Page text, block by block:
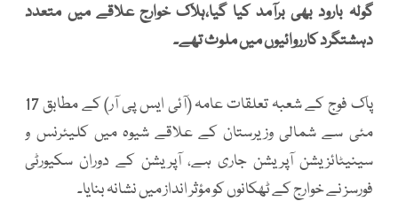
گولہ بارود بھی برآمد کیا گیا،ہلاک خوارج علاقے میں متعدد
دہشتگرد کارروائیوں میں ملوث تھے۔
پاک فوج کے شعبہ تعلقات عامہ (آئی ایس پی آر) کے مطابق 17
مئی سے شمالی وزیرستان کے علاقے شیوہ میں کلیئرنس و
سینیٹائزیشن آپریشن جاری ہے، آپریشن کے دوران سکیورٹی
فورسز نے خوارج کے ٹھکانوں کو مؤثر انداز میں نشانہ بنایا۔